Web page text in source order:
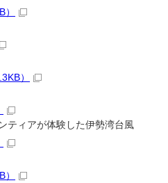
）
ティアが体験した伊勢湾台風